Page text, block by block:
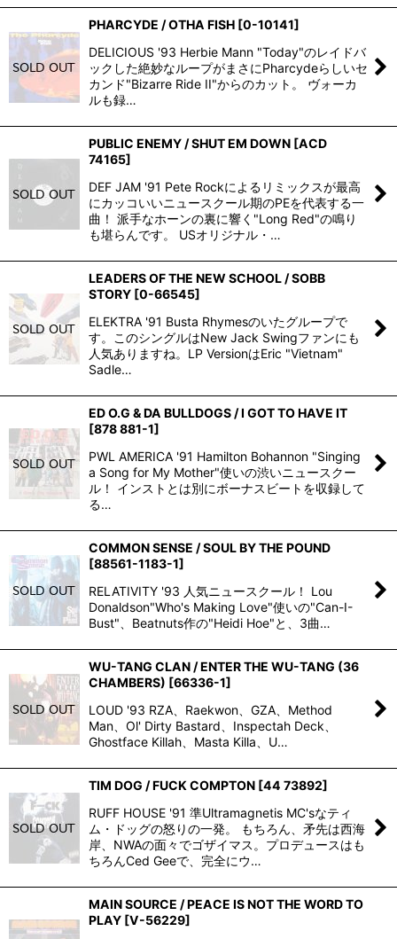
PHARCYDE / OTHA FISH [0-10141]
DELICIOUS '93 Herbie Mann "Today"のレイドバ
ックした絶妙なループがまさにPharcydeらしいセ
カンド"Bizarre Ride II"からのカット。 ヴォーカ
ルも録…
PUBLIC ENEMY / SHUT EM DOWN [ACD
74165]
DEF JAM '91 Pete Rockによるリミックスが最高
にカッコいいニュースクール期のPEを代表する一
曲！ 派手なホーンの裏に響く"Long Red"の鳴り
も堪らんです。 USオリジナル・…
LEADERS OF THE NEW SCHOOL / SOBB
STORY [0-66545]
ELEKTRA '91 Busta Rhymesのいたグループで
す。このシングルはNew Jack Swingファンにも
人気ありますね。LP VersionはEric "Vietnam"
Sadle…
ED O.G & DA BULLDOGS / I GOT TO HAVE IT
[878 881-1]
PWL AMERICA '91 Hamilton Bohannon "Singing
a Song for My Mother"使いの渋いニュースクー
ル！ インストとは別にボーナスビートを収録して
る…
COMMON SENSE / SOUL BY THE POUND
[88561-1183-1]
RELATIVITY '93 人気ニュースクール！ Lou
Donaldson"Who's Making Love"使いの"Can-I-
Bust"、Beatnuts作の"Heidi Hoe"と、3曲…
WU-TANG CLAN / ENTER THE WU-TANG (36
CHAMBERS) [66336-1]
LOUD '93 RZA、Raekwon、GZA、Method
Man、Ol' Dirty Bastard、Inspectah Deck、
Ghostface Killah、Masta Killa、U…
TIM DOG / FUCK COMPTON [44 73892]
RUFF HOUSE '91 準Ultramagnetis MC'sなティ
ム・ドッグの怒りの一発。 もちろん、矛先は西海
岸、NWAの面々でゴザイマス。プロデュースはも
ちろんCed Geeで、完全にウ…
MAIN SOURCE / PEACE IS NOT THE WORD TO
PLAY [V-56229]